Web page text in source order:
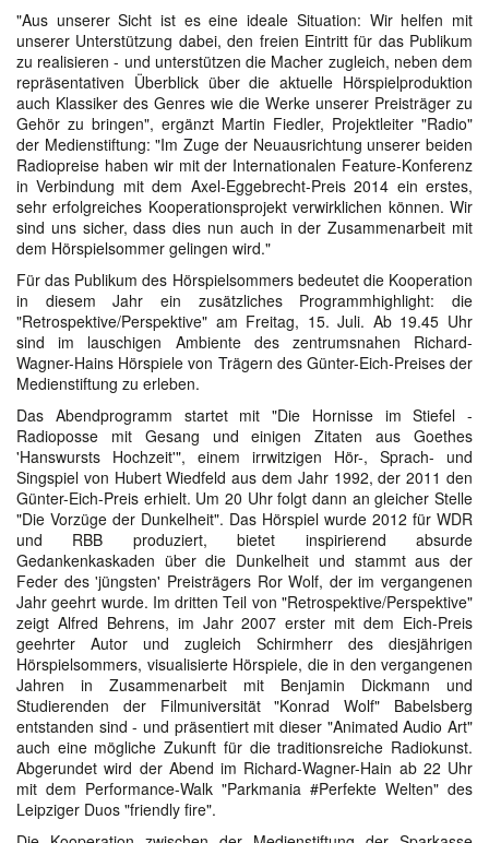
"Aus unserer Sicht ist es eine ideale Situation: Wir helfen mit
unserer Unterstützung dabei, den freien Eintritt für das Publikum
zu realisieren - und unterstützen die Macher zugleich, neben dem
repräsentativen Überblick über die aktuelle Hörspielproduktion
auch Klassiker des Genres wie die Werke unserer Preisträger zu
Gehör zu bringen", ergänzt Martin Fiedler, Projektleiter "Radio"
der Medienstiftung: "Im Zuge der Neuausrichtung unserer beiden
Radiopreise haben wir mit der Internationalen Feature-Konferenz
in Verbindung mit dem Axel-Eggebrecht-Preis 2014 ein erstes,
sehr erfolgreiches Kooperationsprojekt verwirklichen können. Wir
sind uns sicher, dass dies nun auch in der Zusammenarbeit mit
dem Hörspielsommer gelingen wird."
Für das Publikum des Hörspielsommers bedeutet die Kooperation
in diesem Jahr ein zusätzliches Programmhighlight: die
"Retrospektive/Perspektive" am Freitag, 15. Juli. Ab 19.45 Uhr
sind im lauschigen Ambiente des zentrumsnahen Richard-
Wagner-Hains Hörspiele von Trägern des Günter-Eich-Preises der
Medienstiftung zu erleben.
Das Abendprogramm startet mit "Die Hornisse im Stiefel -
Radioposse mit Gesang und einigen Zitaten aus Goethes
'Hanswursts Hochzeit'", einem irrwitzigen Hör-, Sprach- und
Singspiel von Hubert Wiedfeld aus dem Jahr 1992, der 2011 den
Günter-Eich-Preis erhielt. Um 20 Uhr folgt dann an gleicher Stelle
"Die Vorzüge der Dunkelheit". Das Hörspiel wurde 2012 für WDR
und RBB produziert, bietet inspirierend absurde
Gedankenkaskaden über die Dunkelheit und stammt aus der
Feder des 'jüngsten' Preisträgers Ror Wolf, der im vergangenen
Jahr geehrt wurde. Im dritten Teil von "Retrospektive/Perspektive"
zeigt Alfred Behrens, im Jahr 2007 erster mit dem Eich-Preis
geehrter Autor und zugleich Schirmherr des diesjährigen
Hörspielsommers, visualisierte Hörspiele, die in den vergangenen
Jahren in Zusammenarbeit mit Benjamin Dickmann und
Studierenden der Filmuniversität "Konrad Wolf" Babelsberg
entstanden sind - und präsentiert mit dieser "Animated Audio Art"
auch eine mögliche Zukunft für die traditionsreiche Radiokunst.
Abgerundet wird der Abend im Richard-Wagner-Hain ab 22 Uhr
mit dem Performance-Walk "Parkmania #Perfekte Welten" des
Leipziger Duos "friendly fire".